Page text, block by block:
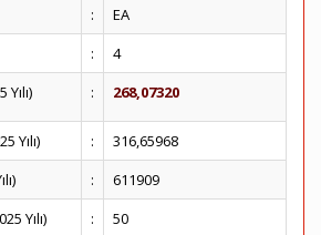
:
EA
:
4
: 268,07320
Yılı) :
316,65968
:
611909
Yılı)
:
50